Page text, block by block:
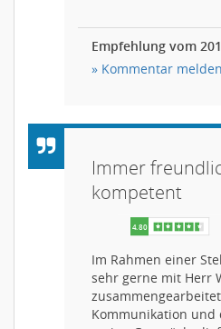
Empfehlung vom
» Kommentar melden
Immer
kompetent
Im Rahmen einer
sehr gerne mit Herr
Kommunikation